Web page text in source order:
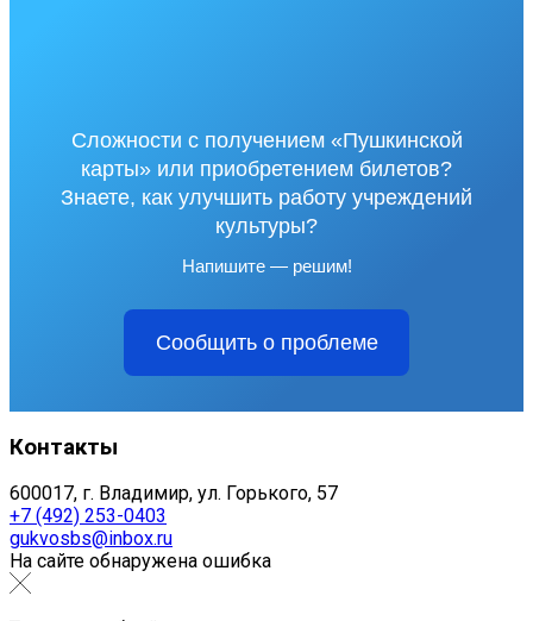
Сложности с получением «Пушкинской
карты» или приобретением билетов?
Знаете, как улучшить работу учреждений
культуры?
Напишите — решим!
Сообщить о проблеме
Контакты
600017, г. Владимир, ул. Горького, 57
+7 (492) 253-0403
gukvosbs@inbox.ru
На сайте обнаружена ошибка